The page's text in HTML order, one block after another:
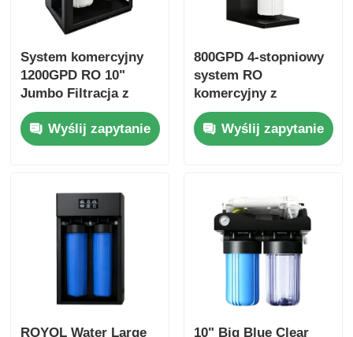
System komercyjny
1200GPD RO 10"
Jumbo Filtracja z
przypomnieniem o
filtrach do użytku
komercyjnego i
Wyślij zapytanie
800GPD 4-stopniowy
system RO
komercyjny z
przypomnieniem o
filtrach do użytku w
biurze domowym
Wyślij zapytanie
ROYOL Water Large
10" Big Blue Clear